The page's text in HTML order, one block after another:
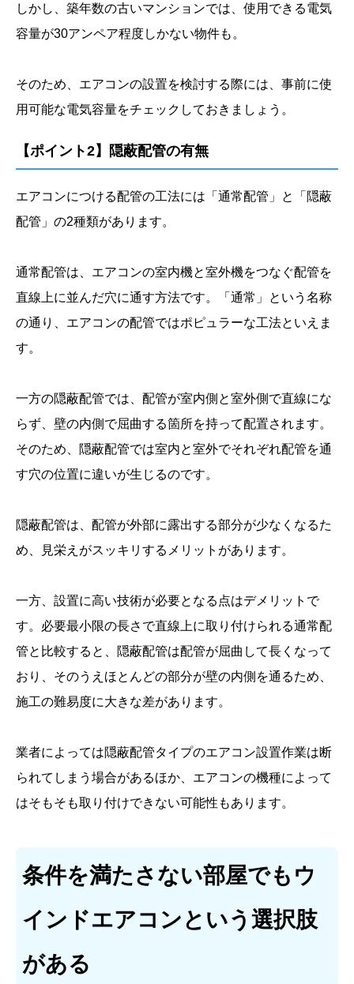
しかし、築年数の古いマンションでは、使用できる電気
容量が30アンペア程度しかない物件も。
そのため、エアコンの設置を検討する際には、事前に使
用可能な電気容量をチェックしておきましょう。
【ポイント2】隠蔽配管の有無
エアコンにつける配管の工法には「通常配管」と「隠蔽
配管」の2種類があります。
通常配管は、エアコンの室内機と室外機をつなぐ配管を
直線上に並んだ穴に通す方法です。「通常」という名称
の通り、エアコンの配管ではポピュラーな工法といえま
す。
一方の隠蔽配管では、配管が室内側と室外側で直線にな
らず、壁の内側で屈曲する箇所を持って配置されます。
そのため、隠蔽配管では室内と室外でそれぞれ配管を通
す穴の位置に違いが生じるのです。
隠蔽配管は、配管が外部に露出する部分が少なくなるた
め、見栄えがスッキリするメリットがあります。
一方、設置に高い技術が必要となる点はデメリットで
す。必要最小限の長さで直線上に取り付けられる通常配
管と比較すると、隠蔽配管は配管が屈曲して長くなって
おり、そのうえほとんどの部分が壁の内側を通るため、
施工の難易度に大きな差があります。
業者によっては隠蔽配管タイプのエアコン設置作業は断
られてしまう場合があるほか、エアコンの機種によって
はそもそも取り付けできない可能性もあります。
条件を満たさない部屋でもウ
インドエアコンという選択肢
がある